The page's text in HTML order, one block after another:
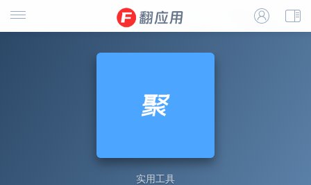
实用工具